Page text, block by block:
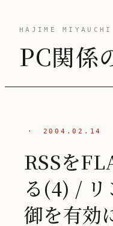
HAJIME
PC関係
· 2004.02.14
RSSを
る(4) / リ
御を有効